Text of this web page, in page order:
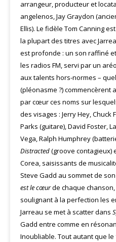
arrangeur, producteur et
angelenos, Jay Graydon
Ellis). Le fidèle Tom Canning
la plupart des titres avec
est profonde : un son raffiné
les radios FM, servi par un
aux talents hors-normes –
(pléonasme ?)
par cœur ces noms sur
des visages : Jerry Hey, Chuck
Parks (guitare), David Foster,
Vega, Ralph Humphrey
Distracted(groove contagieux)
Corea, saisissants de
Steve Gadd au sommet de
est le cœurde chaque
soulignant à la perfection les
Jarreau se met à scatter dans
Gadd entre comme en
Inoubliable. Tout autant que